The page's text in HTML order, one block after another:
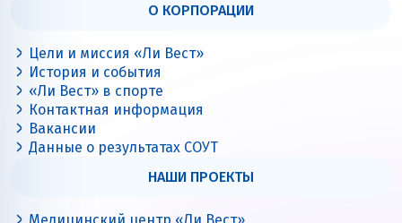
О КОРПОРАЦИИ
Цели и миссия «Ли Вест»
История и события
«Ли Вест» в спорте
Контактная информация
Вакансии
Данные о результатах СОУТ
НАШИ ПРОЕКТЫ